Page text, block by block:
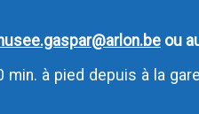
ou
min. à pied depuis à la